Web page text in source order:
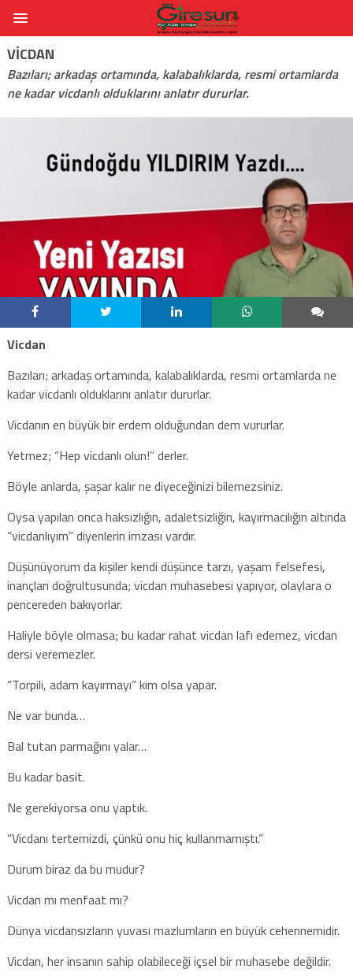
VICDAN
Bazıları; arkadaş ortamında, kalabalıklarda, resmi ortamlarda
ne kadar vicdanlı olduklarını anlatır dururlar.
Vicdan
Bazıları; arkadaş ortamında, kalabalıklarda, resmi ortamlarda ne
kadar vicdanlı olduklarını anlatır dururlar.
Vicdanın en büyük bir erdem olduğundan dem vururlar.
Yetmez; “Hep vicdanlı olun!” derler.
Böyle anlarda, şaşar kalır ne diyeceğinizi bilemezsiniz.
Oysa yapılan onca haksızlığın, adaletsizliğin, kayırmacılığın altında
“vicdanlıyım” diyenlerin imzası vardır.
Düşünüyorum da kişiler kendi düşünce tarzı, yaşam felsefesi,
inançları doğrultusunda; vicdan muhasebesi yapıyor, olaylara o
pencereden bakıyorlar.
Haliyle böyle olmasa; bu kadar rahat vicdan lafı edemez, vicdan
dersi veremezler.
“Torpili, adam kayırmayı” kim olsa yapar.
Ne var bunda…
Bal tutan parmağını yalar…
Bu kadar basit.
Ne gerekiyorsa onu yaptık.
“Vicdanı tertemizdi, çünkü onu hiç kullanmamıştı.”
Durum biraz da bu mudur?
Vicdan mı menfaat mı?
Dünya vicdansızların yuvası mazlumların en büyük cehennemidir.
Vicdan, her insanın sahip olabileceği içsel bir muhasebe değildir.